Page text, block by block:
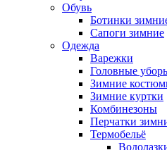
Обувь
Ботинки
Сапоги зимние
Одежда
Варежки
Головные
Зимние
Зимние куртки
Комбинезоны
Перчатки
Термобельё